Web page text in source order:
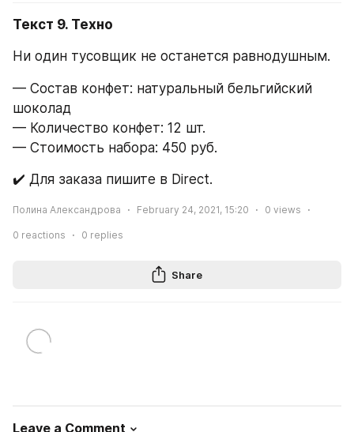
Текст 9. Техно
Ни один тусовщик не останется равнодушным.
— Состав конфет: натуральный бельгийский
шоколад
— Количество конфет: 12 шт.
— Стоимость набора: 450 руб.
✔️ Для заказа пишите в Direct.
Полина Александрова February 24, 2021, 15:20 0 views
0 reactions 0 replies
Share
Leave a Comment